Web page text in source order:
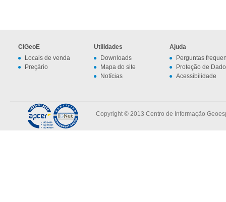
CIGeoE
Locais de venda
Preçário
Utilidades
Downloads
Mapa do site
Notícias
Ajuda
Perguntas
Proteção de
Acessibilidade
Copyright © 2013 Centro de Informação